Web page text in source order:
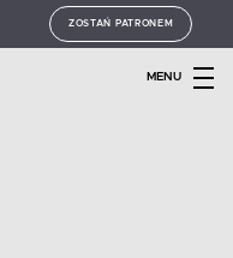
ZOSTAŃ PATRONEM
MENU